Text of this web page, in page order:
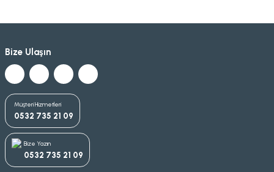
Bize Ulaşın
Müşteri Hizmetleri
0532 735 21 09
Bize Yazın
0532 735 21 09